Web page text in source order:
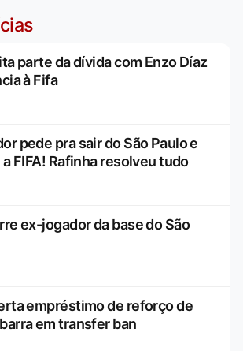
parte da dívida com Enzo Díaz
à Fifa
pede pra sair do São Paulo e
FIFA! Rafinha resolveu tudo
ex-jogador da base do São
empréstimo de reforço de
em transfer ban